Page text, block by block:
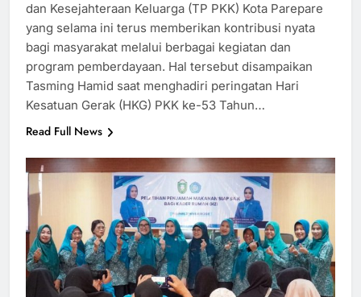
dan Kesejahteraan Keluarga (TP PKK) Kota Parepare
yang selama ini terus memberikan kontribusi nyata
bagi masyarakat melalui berbagai kegiatan dan
program pemberdayaan. Hal tersebut disampaikan
Tasming Hamid saat menghadiri peringatan Hari
Kesatuan Gerak (HKG) PKK ke-53 Tahun…
Read Full News